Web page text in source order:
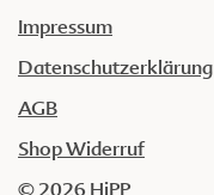
Impressum
Datenschutzerklärung
AGB
Shop Widerruf
© 2026 HiPP